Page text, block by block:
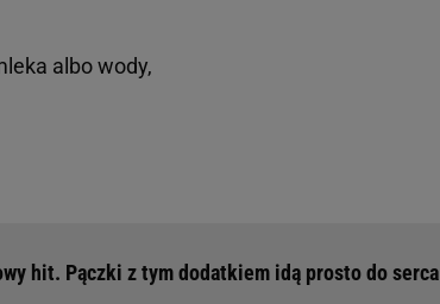
albo wody,
hit. Pączki z tym dodatkiem idą prosto do serca